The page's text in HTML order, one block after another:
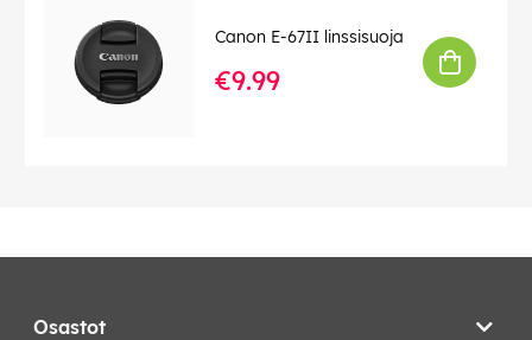
Canon E-67II linssisuoja
€9.99
Osastot